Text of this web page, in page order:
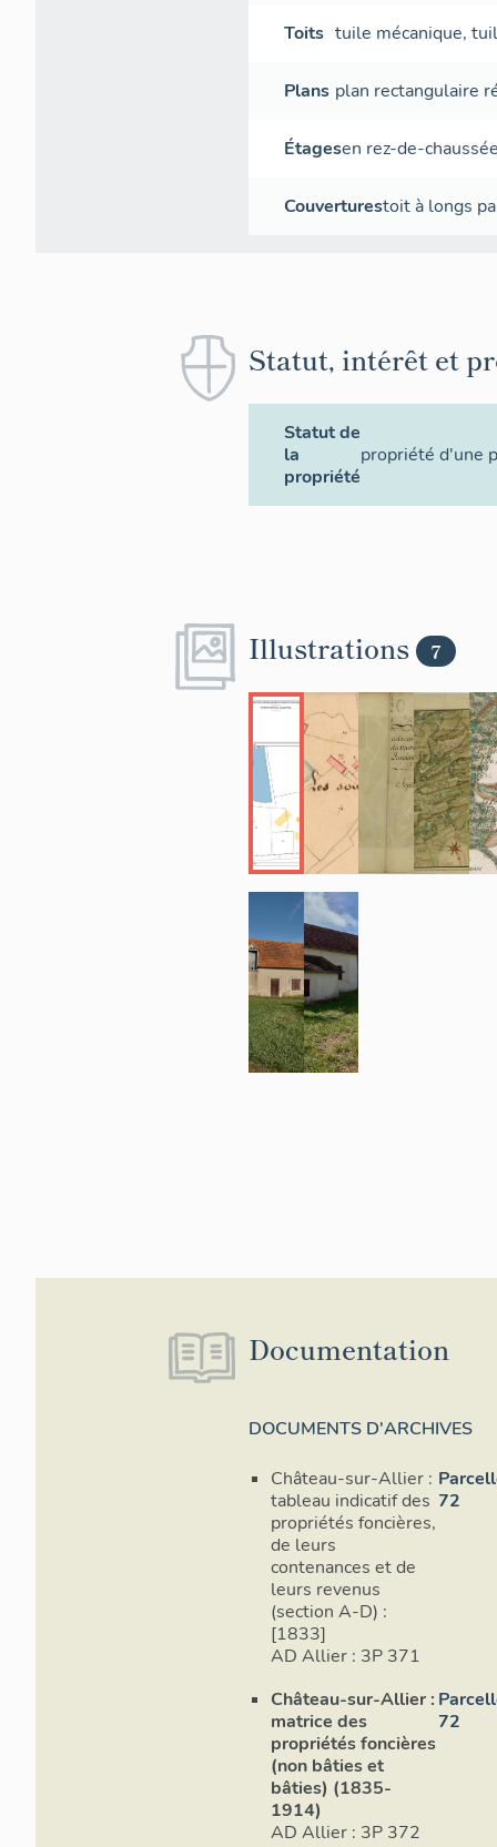
Toits tuile mécanique,
Plans plan rectangulaire
Étagesen rez-de-
Couverturestoit à longs
Statut, intérêt et
Statut de
la
propriété
propriété d'une
Illustrations 7
Documentation
DOCUMENTS D'ARCHIVES
Château-sur-Allier :
tableau indicatif des
propriétés foncières,
de leurs
contenances et de
leurs revenus
(section A-D) :
[1833]
AD Allier : 3P 371
72
Château-sur-Allier :
matrice des
propriétés foncières
(non bâties et
bâties) (1835-
1914)
AD Allier : 3P 372
72